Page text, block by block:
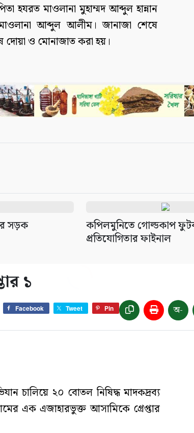
হযরত মাওলানা মুহাম্মদ আব্দুল হান্নান
আব্দুল আলীম। জানাজা শেষে
দোয়া ও মোনাজাত করা হয়।
সড়ক
কপিলমুনিতে গোল্ডকাপ
প্রতিযোগিতার ফাইনাল
১
Facebook Tweet Pin অ-
চালিয়ে ২০ বোতল নিষিদ্ধ মাদকদ্রব্য
এক এজাহারভুক্ত আসামিকে গ্রেপ্তার